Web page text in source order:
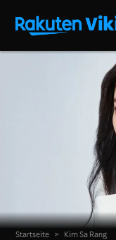
Startseite > Kim Sa Rang